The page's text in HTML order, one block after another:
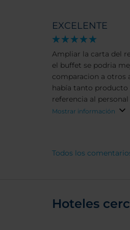
EXCELENTE
Ampliar la carta del
el buffet se podria
comparacion a otros
había tanto producto
referencia al
atento y pendiente de
Mostrar información
Todos los
Hoteles